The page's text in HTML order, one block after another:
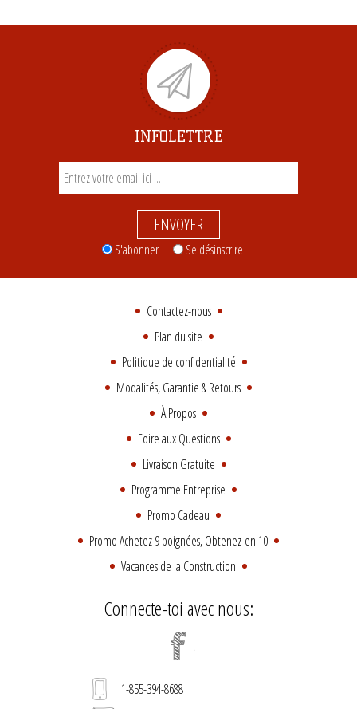
INFOLETTRE
ENVOYER
S'abonner Se désinscrire
Contactez-nous
Plan du site
Politique de confidentialité
Modalités, Garantie & Retours
À Propos
Foire aux Questions
Livraison Gratuite
Programme Entreprise
Promo Cadeau
Promo Achetez 9 poignées, Obtenez-en 10
Vacances de la Construction
Connecte-toi avec nous:
1-855-394-8688